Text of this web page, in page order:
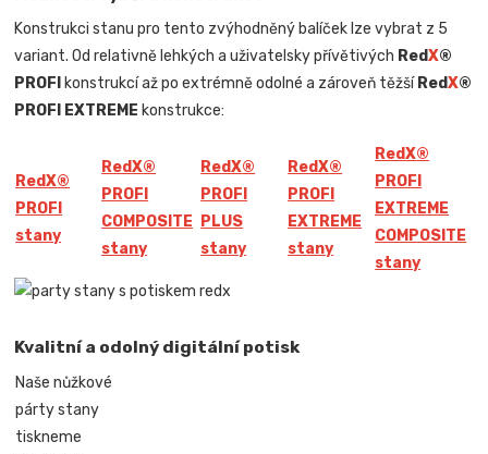
Konstrukci stanu pro tento zvýhodněný balíček lze vybrat z 5
variant. Od relativně lehkých a uživatelsky přívětivých RedX®
PROFI konstrukcí až po extrémně odolné a zároveň těžší RedX®
PROFI EXTREME konstrukce:
RedX®
PROFI
stany
RedX®
PROFI
COMPOSITE
stany
RedX®
PROFI
PLUS
stany
RedX®
PROFI
EXTREME
stany
RedX®
PROFI
EXTREME
COMPOSITE
stany
Kvalitní a odolný digitální potisk
Naše nůžkové
párty stany
tiskneme